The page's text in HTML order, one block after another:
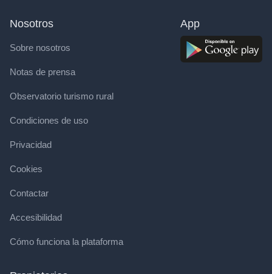
Nosotros
Sobre nosotros
Notas de prensa
Observatorio turismo rural
Condiciones de uso
Privacidad
Cookies
Contactar
Accesibilidad
Cómo funciona la plataforma
App